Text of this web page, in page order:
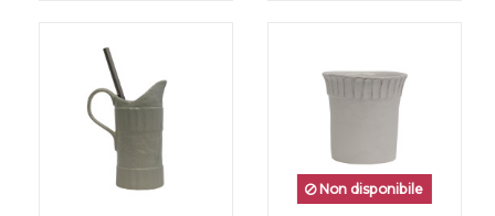
Non disponibile